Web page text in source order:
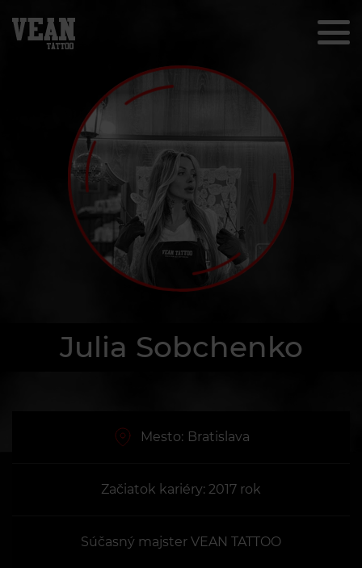
Julia Sobchenko
Mesto: Bratislava
Začiatok kariéry: 2017 rok
Súčasný majster VEAN TATTOO